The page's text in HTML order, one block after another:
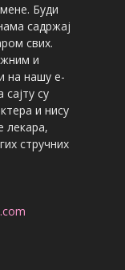
Буди
садржај
свих.
и
на нашу е-
су
и нису
лекара,
стручних